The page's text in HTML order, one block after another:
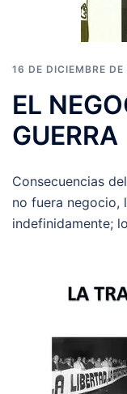
16 DE DICIEMBRE
EL
GUERRA
Consecuencias
no fuera negocio,
indefinidamente;